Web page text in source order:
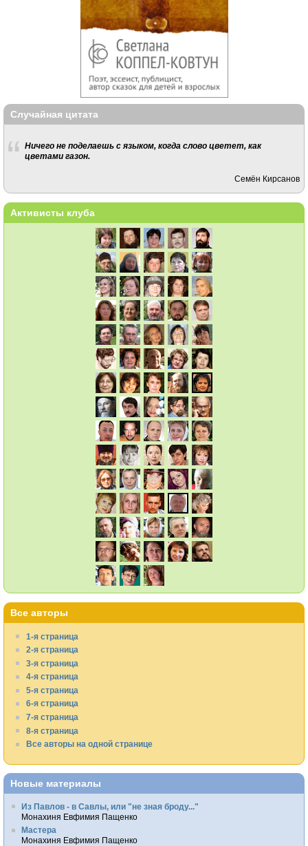
Случайная цитата
Ничего не поделаешь с языком, когда слово цветет, как
цветами газон.
Семён Кирсанов
Активисты клуба
Все авторы
1-я страница
2-я страница
3-я страница
4-я страница
5-я страница
6-я страница
7-я страница
8-я страница
Все авторы на одной странице
Новые материалы
Из Павлов - в Савлы, или "не зная броду..."
Монахиня Евфимия Пащенко
Мастера
Монахиня Евфимия Пащенко